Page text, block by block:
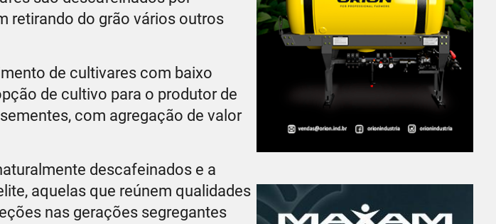
retirando do grão vários outros
de cultivares com baixo
de cultivo para o produtor de
com agregação de valor
descafeinados e a
aquelas que reúnem qualidades
nas gerações segregantes